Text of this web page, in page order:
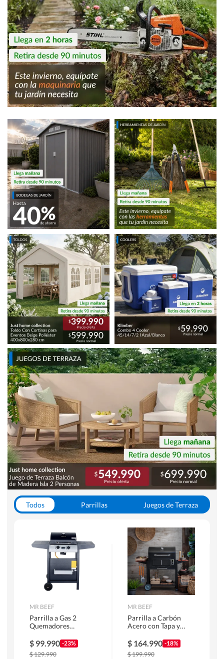
Todos Parrillas
Juegos de Terraza
MR BEEF
Parrilla a Gas 2
Quemadores
$ 99.990 -23%
$129.990
MR BEEF
Parrilla a Carbón
Acero con Tapa y
Termómetro
$ 164.990 -18%
$199.990